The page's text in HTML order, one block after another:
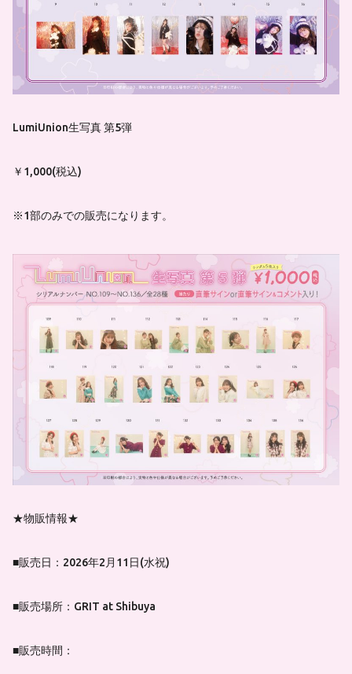
LumiUnion生写真 第5弾
￥1,000(税込)
※1部のみでの販売になります。
★物販情報★
■販売日：2026年2月11日(水祝)
■販売場所：GRIT at Shibuya
■販売時間：